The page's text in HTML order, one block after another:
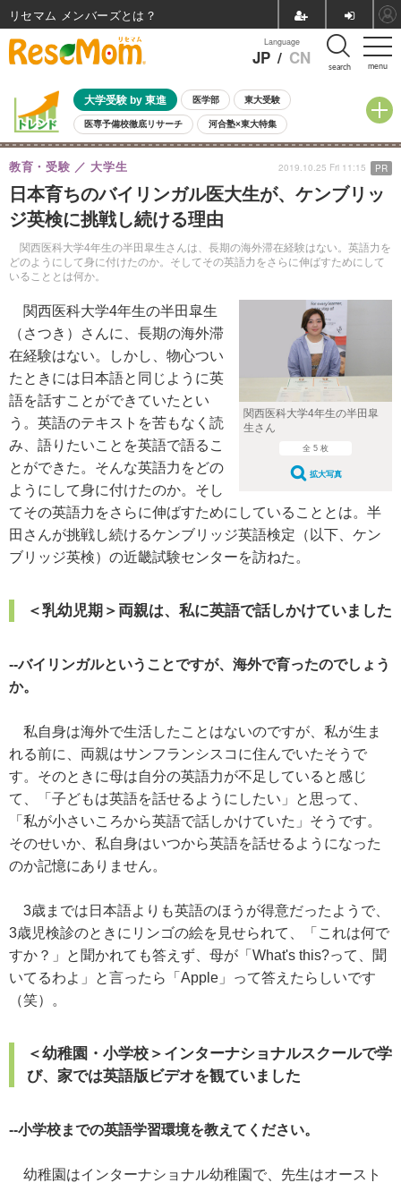
menu
Language
JP / CN search
大学受験 by 東進 医学部 東大受験
医専予備校徹底リサーチ 河合塾×東大特集
親子で考える大学選び 高校受験 中学受験 小学校受験
共通テスト 夏休み
8月開催イベント・WS 全国公立高校 過去問 人気記事
自由研究教材（小学生向け） 自由研究教材（中学生向け）
日本育ちのバイリンガル医大生が、ケンブリッ
ジ英検に挑戦し続ける理由
関西医科大学4年生の半田皐生さんは、長期の海外滞在経験はない。英語力を
どのようにして身に付けたのか。そしてその英語力をさらに伸ばすためにして
いることとは何か。
教育・受験 大学生 2019.10.25 Fri 11:15 PR
関西医科大学4年生の半田皐
生さん
全 5 枚
拡大写真
関西医科大学4年生の半田皐生
（さつき）さんに、長期の海外滞
在経験はない。しかし、物心つい
たときには日本語と同じように英
語を話すことができていたとい
う。英語のテキストを苦もなく読
み、語りたいことを英語で語るこ
とができた。そんな英語力をどの
ようにして身に付けたのか。そし
てその英語力をさらに伸ばすためにしていることとは。半
田さんが挑戦し続けるケンブリッジ英語検定（以下、ケン
ブリッジ英検）の近畿試験センターを訪ねた。
＜乳幼児期＞両親は、私に英語で話しかけていました
--バイリンガルということですが、海外で育ったのでしょう
か。
私自身は海外で生活したことはないのですが、私が生ま
れる前に、両親はサンフランシスコに住んでいたそうで
す。そのときに母は自分の英語力が不足していると感じ
て、「子どもは英語を話せるようにしたい」と思って、
「私が小さいころから英語で話しかけていた」そうです。
そのせいか、私自身はいつから英語を話せるようになった
のか記憶にありません。
3歳までは日本語よりも英語のほうが得意だったようで、
3歳児検診のときにリンゴの絵を見せられて、「これは何で
すか？」と聞かれても答えず、母が「What's this?って、聞
いてるわよ」と言ったら「Apple」って答えたらしいです
（笑）。
＜幼稚園・小学校＞インターナショナルスクールで学
び、家では英語版ビデオを観ていました
--小学校までの英語学習環境を教えてください。
幼稚園はインターナショナル幼稚園で、先生はオースト
リセマム メンバーズ